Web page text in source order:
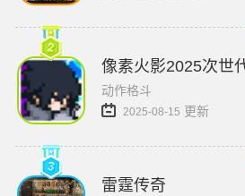
像素火影2025次世
动作格斗
2025-08-15 更新
雷霆传奇